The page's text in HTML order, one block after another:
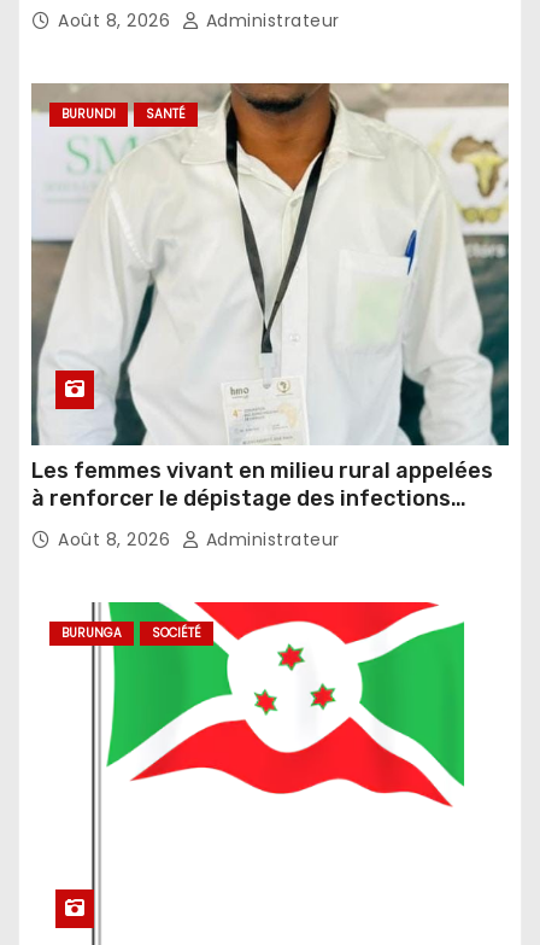
Août 8, 2026 Administrateur
BURUNDI SANTÉ
Les femmes vivant en milieu rural appelées
à renforcer le dépistage des infections
sexuellement transmissibles
Août 8, 2026 Administrateur
BURUNGA SOCIÉTÉ